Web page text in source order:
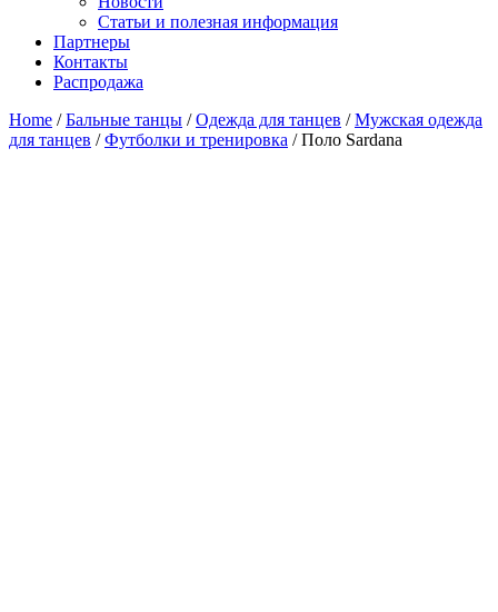
Статьи и полезная информация
Партнеры
Контакты
Распродажа
Home /Бальные танцы /Одежда для танцев /Мужская одежда
для танцев /Футболки и тренировка / Поло Sardana